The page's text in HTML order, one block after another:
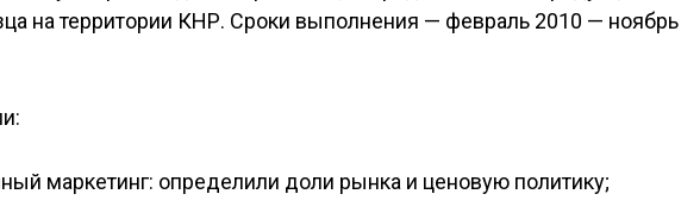
на территории КНР. Сроки выполнения — февраль 2010 — ноябрь
маркетинг: определили доли рынка и ценовую политику;